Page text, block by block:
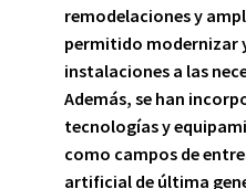
remodelaciones y
permitido modernizar
instalaciones a las
Además, se han
tecnologías y
como campos de
artificial de última